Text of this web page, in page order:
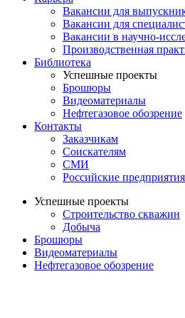
Вакансии для
Вакансии для
Вакансии в научно-
Производственная
Библиотека
Успешные проекты
Брошюры
Видеоматериалы
Нефтегазовое обозрение
Контакты
Заказчикам
Соискателям
СМИ
Российские предприятия
Успешные проекты
Строительство скважин
Добыча
Брошюры
Видеоматериалы
Нефтегазовое обозрение